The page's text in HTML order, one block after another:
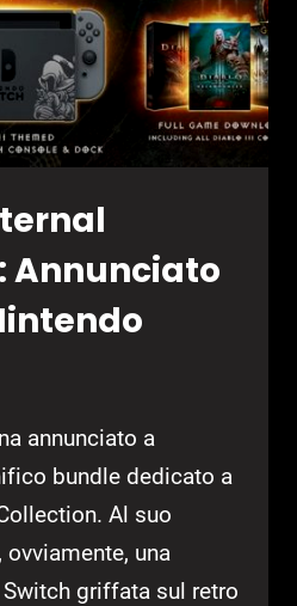
Annunciato
annunciato a
bundle dedicato a
Al suo
una
griffata sul retro